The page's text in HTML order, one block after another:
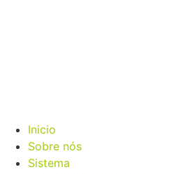
Inicio
Sobre nós
Sistema